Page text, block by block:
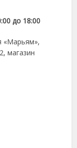
до 18:00
«Марьям»,
магазин